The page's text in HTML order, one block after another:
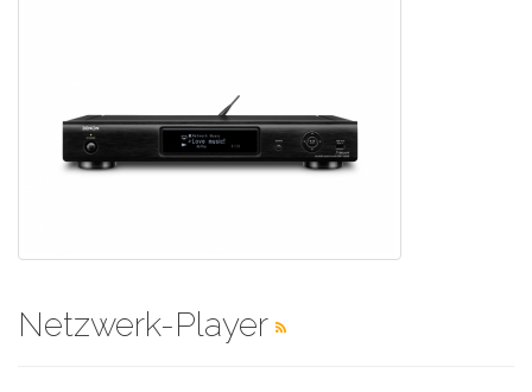
Netzwerk-Player